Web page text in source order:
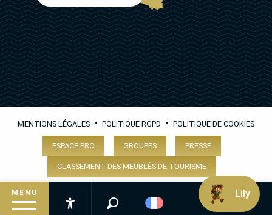
MENU
Recherche
MENTIONS LÉGALES • POLITIQUE RGPD • POLITIQUE DE COOKIES
ESPACE PRO GROUPES PRESSE
CLASSEMENT DES MEUBLÉS DE TOURISME
Lily